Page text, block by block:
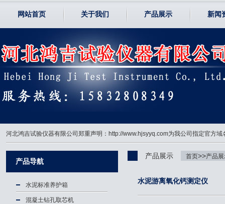
网站首页 关于我们 产品展示 新闻
河北鸿吉试验仪器有限公司郑重声明：http://www.hjsyyq.com为我公司指定官方
产品导航
水泥标准养护箱
混凝土钻孔取芯机
产品展示 首页>>产品展
水泥游离氧化钙测定仪